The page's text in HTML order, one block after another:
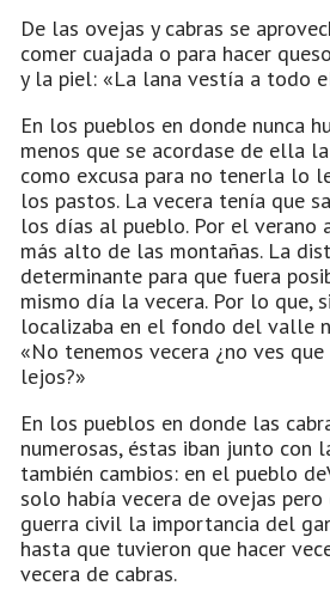
De las ovejas y cabras se
comer cuajada o para hacer
y la piel: «La lana vestía a todo
En los pueblos en donde nunca
menos que se acordase de ella
como excusa para no tenerla lo
los pastos. La vecera tenía que
los días al pueblo. Por el verano
más alto de las montañas. La
determinante para que fuera
mismo día la vecera. Por lo que,
localizaba en el fondo del valle
«No tenemos vecera ¿no ves
lejos?»
En los pueblos en donde las
numerosas, éstas iban junto con
también cambios: en el pueblo
solo había vecera de ovejas pero
guerra civil la importancia del
hasta que tuvieron que hacer
vecera de cabras.